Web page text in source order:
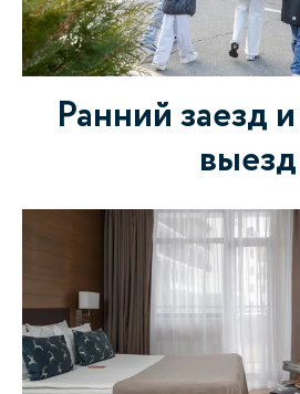
Ранний заезд
выезд